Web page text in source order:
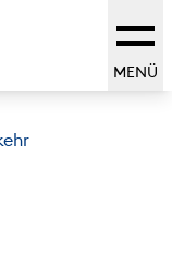
MENÜ